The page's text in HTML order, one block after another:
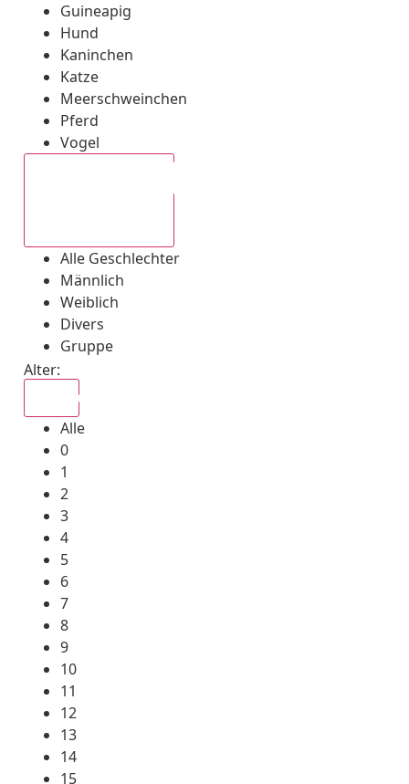
Guineapig
Hund
Kaninchen
Katze
Meerschweinchen
Pferd
Vogel
Alle Geschlechter
Männlich
Weiblich
Divers
Gruppe
Alter:
Alle
0
1
2
3
4
5
6
7
8
9
10
11
12
13
14
15